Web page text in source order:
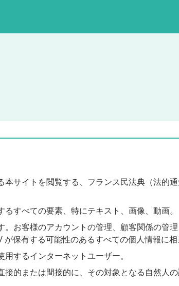
本サイトを閲覧する、フランス民法典（法的
るすべての要素、特にテキスト、画像、動画。
。お客様のアカウントの管理、顧客関係の管
有する可能性のあるすべての個人情報に相
用するインターネットユーザー。
接的または間接的に、その対象となる自然人